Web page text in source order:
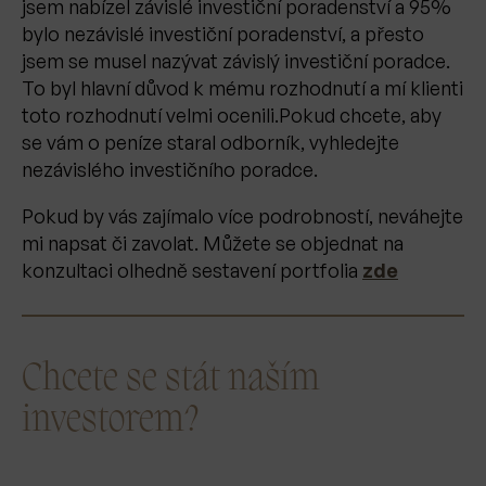
jsem nabízel závislé investiční poradenství a 95%
bylo nezávislé investiční poradenství, a přesto
jsem se musel nazývat závislý investiční poradce.
To byl hlavní důvod k mému rozhodnutí a mí klienti
toto rozhodnutí velmi ocenili.Pokud chcete, aby
se vám o peníze staral odborník, vyhledejte
nezávislého investičního poradce.
Pokud by vás zajímalo více podrobností, neváhejte
mi napsat či zavolat. Můžete se objednat na
konzultaci olhedně sestavení portfolia zde
Chcete se stát naším
investorem?